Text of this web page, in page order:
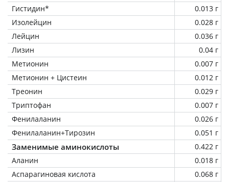
Гистидин*
0.013 г
Изолейцин
0.028 г
Лейцин
0.036 г
Лизин
0.04 г
Метионин
0.007 г
Метионин + Цистеин
0.012 г
Треонин
0.029 г
Триптофан
0.007 г
Фенилаланин
0.026 г
Фенилаланин+Тирозин
0.051 г
Заменимые аминокислоты
0.422 г
Аланин
0.018 г
Аспарагиновая кислота
0.068 г